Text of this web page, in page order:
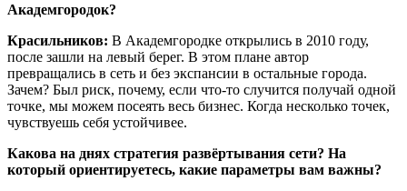
Академгородок?
Красильников: В Академгородке открылись в 2010 году,
после зашли на левый берег. В этом плане автор
превращались в сеть и без экспансии в остальные города.
Зачем? Был риск, почему, если что-то случится получай одной
точке, мы можем посеять весь бизнес. Когда несколько точек,
чувствуешь себя устойчивее.
Какова на днях стратегия развёртывания сети? На
который ориентируетесь, какие параметры вам важны?